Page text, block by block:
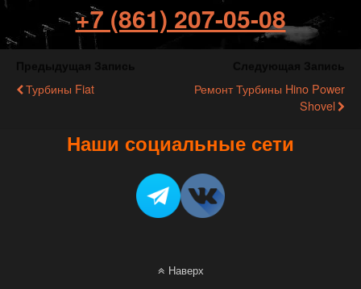
+7 (861) 207-05-08
Турбины Fiat
Ремонт Турбины Hino Power
Shovel
Наши социальные сети
Наверх